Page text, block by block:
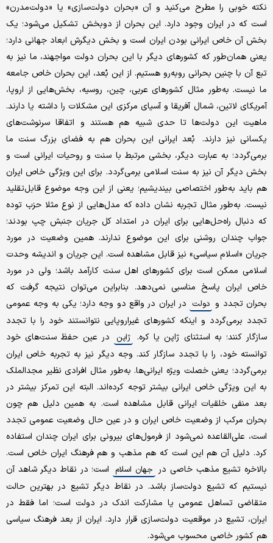
نکته‌ خوبی را مطرح می‌کنید و آن «بحران دولت‌سازی» یا «دولت‌مدرن»
است که در ایران وجود دارد. این بحران از دوبخش تشکیل می‌شود؛ یک
بخش آن خاص ایرانی بودن ایران است و بخش دیگرش ابعاد جهانی دارد؛
یعنی همان‌طور که کشورهای دیگر با این بحران دولت مواجهند، ما نیز به
تبع آن با چنین بحرانی روبه‌رو‌ هستیم. از این بُعد، این بحران خاص جامعه‌
ما نیست. به‌طور مثال کشورهای عربی، چین، روسیه، بخش‌هایی از اروپا،
آمریکای لاتین، شمال آفریقا و آسیای مرکزی این مشکلات را داشته یا دارند.
ماهیت این دولت‌ها تا حدی شبیه هم هستند و اتفاقا سرنوشت‌های
یکسانی نیز دارند. بُعد ایرانی این بحران هم به فضای بزرگ سنت ما
برمی‌گردد؛ به عبارت دیگر، بخشی مرتبط با سنت و روحیات ایرانی است و
بخش دیگر آن نیز به سنت اسلامی برمی‌گردد. برای این ویژگی خاص ایران
هم باید به‌طور اختصاصی بیندیشیم؛ یعنی از این وجه موضوع قابل‌تقلید
نیست. به‌طور مثال تجربه نشان داده که مدل‌هایی از نوع مثلا حزب توده
که دنبال راه‌حل‌هایی برای ایران در امتداد کل جریان جنبش چپ بودند؛
جواب چندان روشنی برای این موضوع ندارند. همین وضعیت در مورد
جریان «اسلام سیاسی» نیز قابل مشاهده است. این جریان و اندیشه‌ وحدت
اسلامی ممکن است برای کشورهای اهل سنت کارآمد باشد؛ ولی در مورد
خاص ایران پاسخ مناسبی نمی‌دهد. بنابراین می‌‌توان نتیجه گرفت که
بحران تجدد و دولت در ایران در واقع دو وجه دارد؛ یکی به وجه عمومی
تجدد برمی‌گردد و اینکه کشورهای غیراروپایی نتوانستند خود را با تجدد
سازگار کنند؛ به استثنای ژاپن یا کره. ژاپن
در عین حفظ سنت‌های خود
توانسته خود، را با تجدد سازگار کند. وجه دیگر نیز به تجربه‌ خاص ایران
برمی‌گردد؛ یعنی خصلت ویژه‌ ایرانی‌ها. به‌طور مثال افرادی نظیر مجد‌الملک
به این ویژگی خاص ایرانی بیشتر توجه کرده‌اند. البته این تمرکز بیشتر در
بعد منفی خلقیات ایرانی قابل مشاهده است. به همین دلیل هم چون
بحران مرکب از وضعیت خاص ایران و در عین حال وضعیت عمومی تجدد
است، علی‌القاعده نمی‌شود از فرمول‌های بیرونی برای ایران چندان استفاده
کرد. دلیل آن هم این است که هم مذهب و هم فرهنگ ایران خاص است.
بالاخره تشیع مذهب خاصی در جهان اسلام است؛ در نقاط دیگر شاهد آن
نیستیم که تشیع دولت‌ساز باشد. در نقاط دیگر تشیع در بهترین حالت
متقاضی تساهل عمومی یا مشارکت اندک در دولت است؛ اما فقط در
ایران، تشیع در موقعیت دولت‌سازی قرار دارد. ایران از بعد فرهنگ سیاسی‌
هم کشور خاصی محسوب می‌شود.